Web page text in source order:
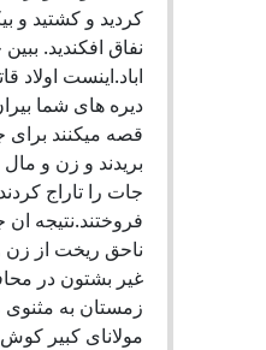
كرديد و كشتيد و
نفاق افكنديد.
اباد.اينست اولاد
ديره هاى شما
قصه ميكنند
بريدند و زن و
جات را تاراج
فروختند.نتيجه
ناحق ريخت از زن
غير بشتون در
زمستان به
مولاناى كبير